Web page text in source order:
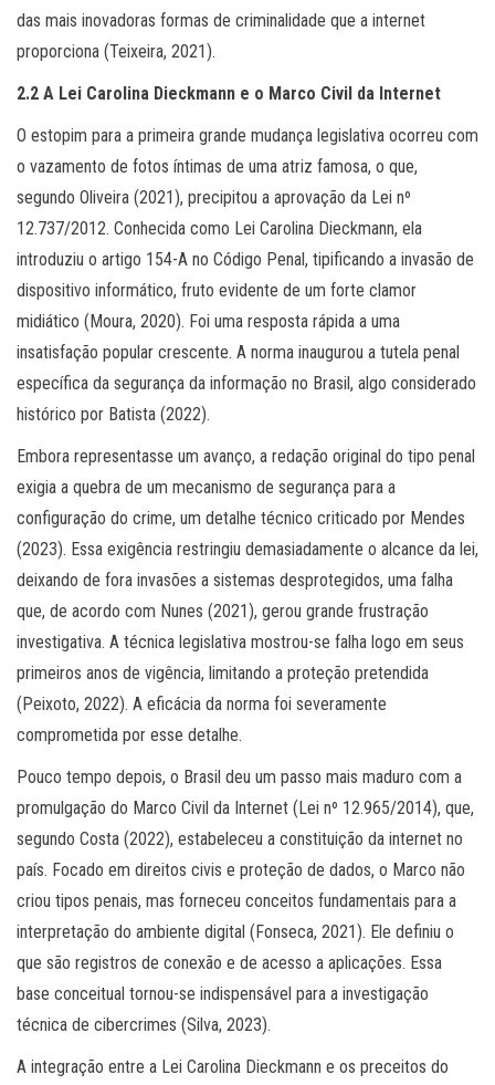
das mais inovadoras formas de criminalidade que a internet
proporciona (Teixeira, 2021).
2.2 A Lei Carolina Dieckmann e o Marco Civil da Internet
O estopim para a primeira grande mudança legislativa ocorreu com
o vazamento de fotos íntimas de uma atriz famosa, o que,
segundo Oliveira (2021), precipitou a aprovação da Lei nº
12.737/2012. Conhecida como Lei Carolina Dieckmann, ela
introduziu o artigo 154-A no Código Penal, tipificando a invasão de
dispositivo informático, fruto evidente de um forte clamor
midiático (Moura, 2020). Foi uma resposta rápida a uma
insatisfação popular crescente. A norma inaugurou a tutela penal
específica da segurança da informação no Brasil, algo considerado
histórico por Batista (2022).
Embora representasse um avanço, a redação original do tipo penal
exigia a quebra de um mecanismo de segurança para a
configuração do crime, um detalhe técnico criticado por Mendes
(2023). Essa exigência restringiu demasiadamente o alcance da lei,
deixando de fora invasões a sistemas desprotegidos, uma falha
que, de acordo com Nunes (2021), gerou grande frustração
investigativa. A técnica legislativa mostrou-se falha logo em seus
primeiros anos de vigência, limitando a proteção pretendida
(Peixoto, 2022). A eficácia da norma foi severamente
comprometida por esse detalhe.
Pouco tempo depois, o Brasil deu um passo mais maduro com a
promulgação do Marco Civil da Internet (Lei nº 12.965/2014), que,
segundo Costa (2022), estabeleceu a constituição da internet no
país. Focado em direitos civis e proteção de dados, o Marco não
criou tipos penais, mas forneceu conceitos fundamentais para a
interpretação do ambiente digital (Fonseca, 2021). Ele definiu o
que são registros de conexão e de acesso a aplicações. Essa
base conceitual tornou-se indispensável para a investigação
técnica de cibercrimes (Silva, 2023).
A integração entre a Lei Carolina Dieckmann e os preceitos do